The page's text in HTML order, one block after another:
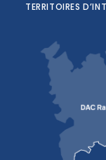
TERRITOIRES